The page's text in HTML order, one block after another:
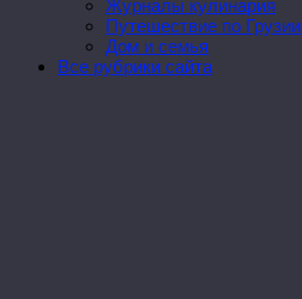
Журналы кулинария
Путешествие по Грузии
Дом и семья
Все рубрики сайта